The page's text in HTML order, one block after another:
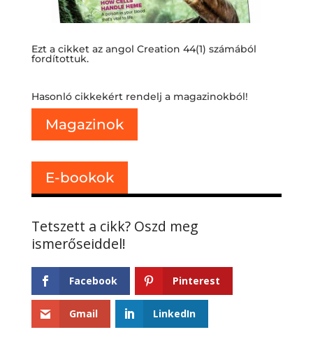
Ezt a cikket az angol Creation 44(1) számából
fordítottuk.
Hasonló cikkekért rendelj a magazinokból!
Magazinok
E-bookok
Facebook Pinterest
Gmail LinkedIn